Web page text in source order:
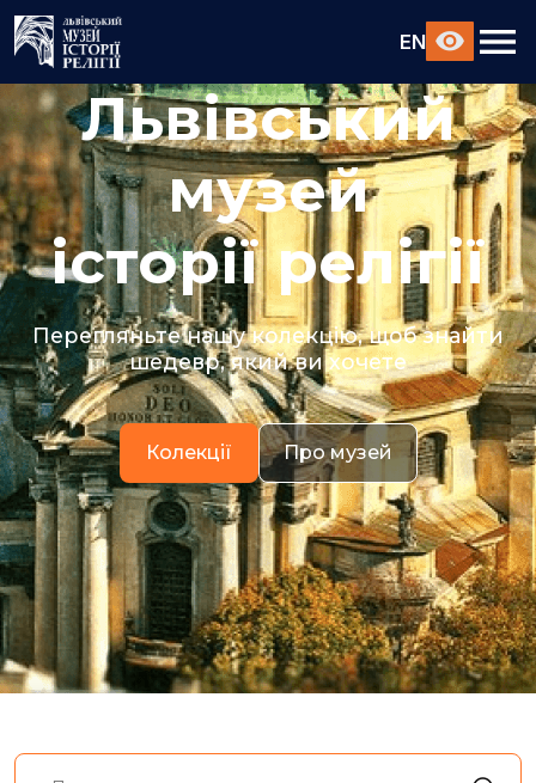
EN
Львівський
музей
історії релігії
Перегляньте нашу колекцію, щоб знайти
шедевр, який ви хочете
Колекції Про музей